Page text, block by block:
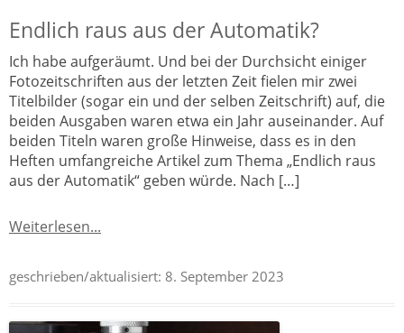
Endlich raus aus der Automatik?
Ich habe aufgeräumt. Und bei der Durchsicht einiger
Fotozeitschriften aus der letzten Zeit fielen mir zwei
Titelbilder (sogar ein und der selben Zeitschrift) auf, die
beiden Ausgaben waren etwa ein Jahr auseinander. Auf
beiden Titeln waren große Hinweise, dass es in den
Heften umfangreiche Artikel zum Thema „Endlich raus
aus der Automatik“ geben würde. Nach […]
Weiterlesen...
geschrieben/aktualisiert: 8. September 2023